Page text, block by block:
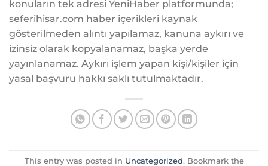
konuların tek adresi YeniHaber platformunda;
seferihisar.com haber içerikleri kaynak
gösterilmeden alıntı yapılamaz, kanuna aykırı ve
izinsiz olarak kopyalanamaz, başka yerde
yayınlanamaz. Aykırı işlem yapan kişi/kişiler için
yasal başvuru hakkı saklı tutulmaktadır.
This entry was posted in Uncategorized. Bookmark the